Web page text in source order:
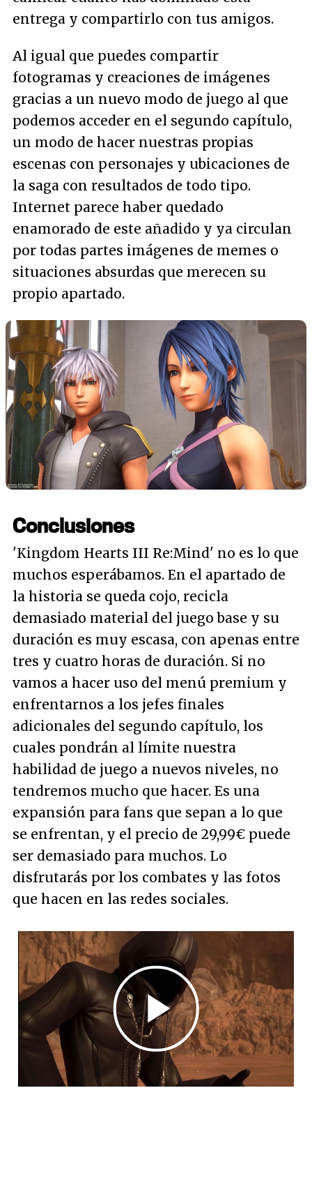
entrega y compartirlo con tus amigos.
Al igual que puedes compartir
fotogramas y creaciones de imágenes
gracias a un nuevo modo de juego al que
podemos acceder en el segundo capítulo,
un modo de hacer nuestras propias
escenas con personajes y ubicaciones de
la saga con resultados de todo tipo.
Internet parece haber quedado
enamorado de este añadido y ya circulan
por todas partes imágenes de memes o
situaciones absurdas que merecen su
propio apartado.
Conclusiones
'Kingdom Hearts III Re:Mind' no es lo que
muchos esperábamos. En el apartado de
la historia se queda cojo, recicla
demasiado material del juego base y su
duración es muy escasa, con apenas entre
tres y cuatro horas de duración. Si no
vamos a hacer uso del menú premium y
enfrentarnos a los jefes finales
adicionales del segundo capítulo, los
cuales pondrán al límite nuestra
habilidad de juego a nuevos niveles, no
tendremos mucho que hacer. Es una
expansión para fans que sepan a lo que
se enfrentan, y el precio de 29,99€ puede
ser demasiado para muchos. Lo
disfrutarás por los combates y las fotos
que hacen en las redes sociales.